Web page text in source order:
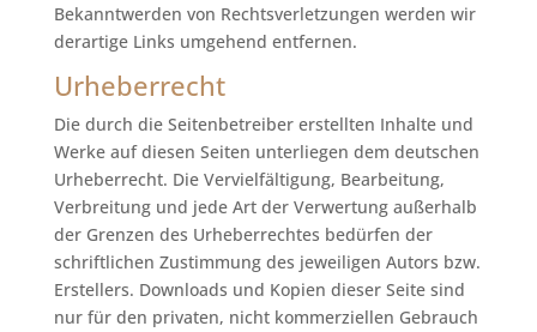
Bekanntwerden von Rechtsverletzungen werden wir
derartige Links umgehend entfernen.
Urheberrecht
Die durch die Seitenbetreiber erstellten Inhalte und
Werke auf diesen Seiten unterliegen dem deutschen
Urheberrecht. Die Vervielfältigung, Bearbeitung,
Verbreitung und jede Art der Verwertung außerhalb
der Grenzen des Urheberrechtes bedürfen der
schriftlichen Zustimmung des jeweiligen Autors bzw.
Erstellers. Downloads und Kopien dieser Seite sind
nur für den privaten, nicht kommerziellen Gebrauch